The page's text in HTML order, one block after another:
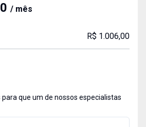
/ mês
R$ 1.006,00
que um de nossos especialistas